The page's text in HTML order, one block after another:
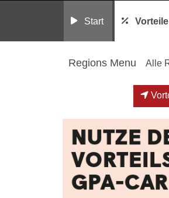
Start Vorteile
Regions Menu Alle